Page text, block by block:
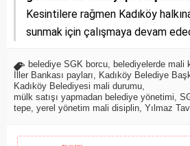
Kesintilere rağmen Kadıköy
sunmak için çalışmaya devam
belediye SGK borcu belediyelerde mali
İller Bankası payları
Kadıköy Belediye
Kadıköy Belediyesi mali durumu
mülk satışı yapmadan belediye yönetimi
tepe yerel yönetim mali disiplin Yılmaz